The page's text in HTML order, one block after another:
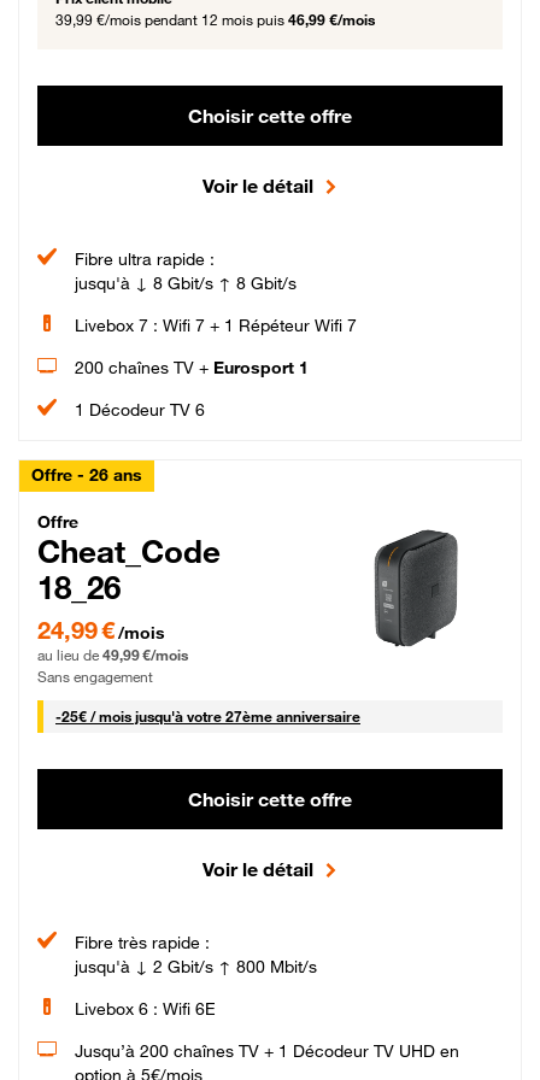
39,99 €/mois pendant 12 mois puis 46,99 €/mois
Choisir cette offre
Voir le détail
Fibre ultra rapide :
jusqu'à ↓ 8 Gbit/s ↑ 8 Gbit/s
Livebox 7 : Wifi 7 + 1 Répéteur Wifi 7
200 chaînes TV + Eurosport 1
1 Décodeur TV 6
Offre - 26 ans
Cheat_Code Fibre_18_26
Offre
Cheat_Code
18_26
24,99 € par mois pendant 0 mois puis 49,99 € par mois, Sans engagement
24,99 €/mois
au lieu de 49,99 €/mois
Sans engagement
-25€ / mois25 € par mois
jusqu'à votre 27ème anniversaire
Choisir cette offre
Voir le détail
Fibre très rapide :
jusqu'à ↓ 2 Gbit/s ↑ 800 Mbit/s
Livebox 6 : Wifi 6E
Jusqu’à 200 chaînes TV + 1 Décodeur TV UHD en
option à 5€/mois